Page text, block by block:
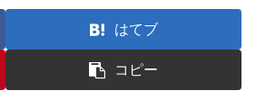
はてブ
コピー